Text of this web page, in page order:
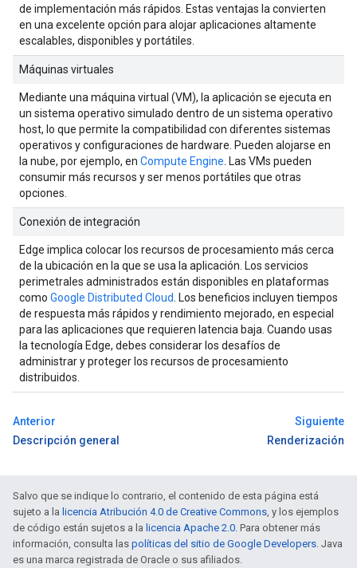
de implementación más rápidos. Estas ventajas la convierten
en una excelente opción para alojar aplicaciones altamente
escalables, disponibles y portátiles.
Máquinas virtuales
Mediante una máquina virtual (VM), la aplicación se ejecuta en
un sistema operativo simulado dentro de un sistema operativo
host, lo que permite la compatibilidad con diferentes sistemas
operativos y configuraciones de hardware. Pueden alojarse en
la nube, por ejemplo, en Compute Engine . Las VMs pueden
consumir más recursos y ser menos portátiles que otras
opciones.
Conexión de integración
Edge implica colocar los recursos de procesamiento más cerca
de la ubicación en la que se usa la aplicación. Los servicios
perimetrales administrados están disponibles en plataformas
como Google Distributed Cloud
. Los beneficios incluyen tiempos
de respuesta más rápidos y rendimiento mejorado, en especial
para las aplicaciones que requieren latencia baja. Cuando usas
la tecnología Edge, debes considerar los desafíos de
administrar y proteger los recursos de procesamiento
distribuidos.
Anterior
Descripción general
Siguiente
Renderización
Salvo que se indique lo contrario, el contenido de esta página está
sujeto a la licencia Atribución 4.0 de Creative Commons, y los ejemplos
de código están sujetos a la licencia Apache 2.0. Para obtener más
información, consulta las políticas del sitio de Google Developers. Java
es una marca registrada de Oracle o sus afiliados.